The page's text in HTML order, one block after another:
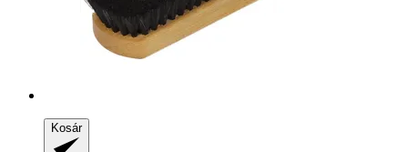
Kosár